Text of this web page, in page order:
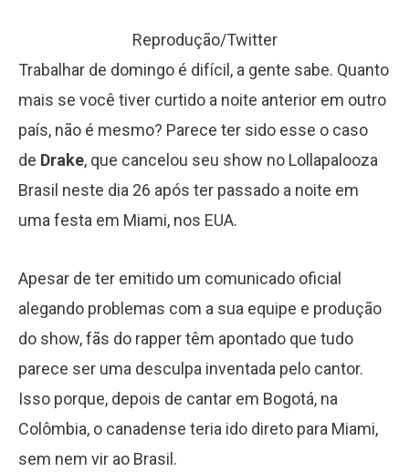
Reprodução/Twitter
Trabalhar de domingo é difícil, a gente sabe. Quanto
mais se você tiver curtido a noite anterior em outro
país, não é mesmo? Parece ter sido esse o caso
de Drake, que cancelou seu show no Lollapalooza
Brasil neste dia 26 após ter passado a noite em
uma festa em Miami, nos EUA.
Apesar de ter emitido um comunicado oficial
alegando problemas com a sua equipe e produção
do show, fãs do rapper têm apontado que tudo
parece ser uma desculpa inventada pelo cantor.
Isso porque, depois de cantar em Bogotá, na
Colômbia, o canadense teria ido direto para Miami,
sem nem vir ao Brasil.